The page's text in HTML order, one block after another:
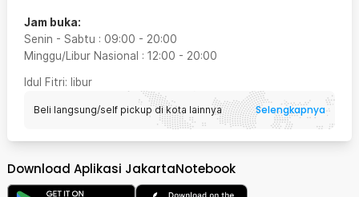
Jam buka:
Senin - Sabtu : 09:00 - 20:00
Minggu/Libur Nasional : 12:00 - 20:00
Idul Fitri: libur
Beli langsung/self pickup di kota lainnya Selengkapnya
Download Aplikasi JakartaNotebook